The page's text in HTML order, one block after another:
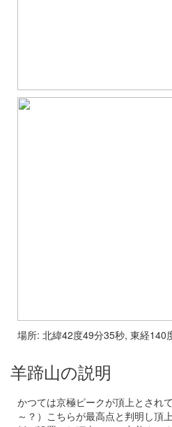
場所: 北緯42度49分35秒, 東経140
羊蹄山の説明
かつては京極ピークが頂上とされ
～？）こちらが最高点と判明し頂